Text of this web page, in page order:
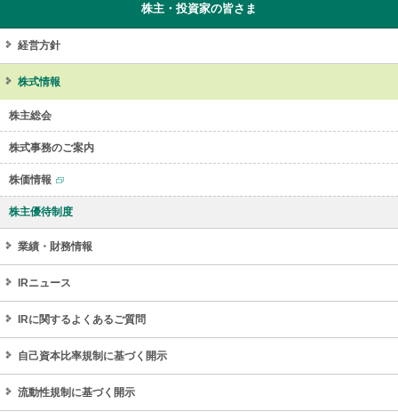
ま
す
株主・投資家の皆さま
経営方針
株式情報
株主総会
株式事務のご案内
株価情報
株主優待制度
業績・財務情報
IRニュース
IRに関するよくあるご質問
自己資本比率規制に基づく開示
流動性規制に基づく開示